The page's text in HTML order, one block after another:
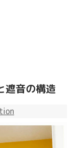
遮音の構造